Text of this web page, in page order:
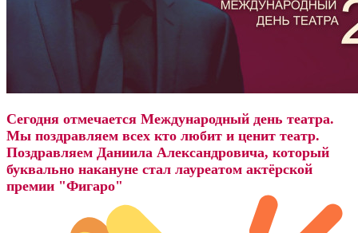
Сегодня отмечается Международный день театра.
Мы поздравляем всех кто любит и ценит театр.
Поздравляем Даниила Александровича, который
буквально накануне стал лауреатом актёрской
премии "Фигаро"